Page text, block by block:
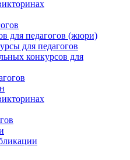
для педагогов (жюри)
для педагогов
конкурсов для